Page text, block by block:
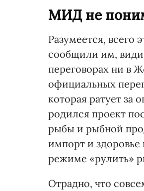
МИД не
Разумеется, всего
сообщили им,
переговорах ни в
официальных
которая ратует за
родился проект
рыбы и рыбной
импорт и
режиме «рулить»
Отрадно, что